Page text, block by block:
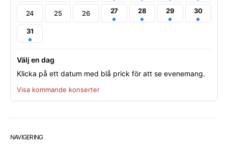
24 25 26 27 28 29 30
31
Välj en dag
Klicka på ett datum med blå prick för att se evenemang.
Visa kommande konserter
NAVIGERING